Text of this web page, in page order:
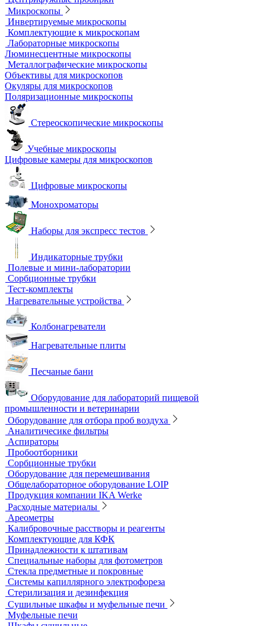
Дробильно-мельничное оборудование
Грохоты и рассевы
Лабораторные сита
Мельницы лабораторные
Оборудование для дробления и измельчения
Жидкостные термостаты и криостаты
Лабораторная посуда
Воронки делительные
Колбы
Мерная посуда
Посуда общего назначения
Центрифужные пробирки
Микроскопы
Инвертируемые микроскопы
Комплектующие к микроскопам
Лабораторные микроскопы
Люминесцентные микроскопы
Металлографические микроскопы
Объективы для микроскопов
Окуляры для микроскопов
Поляризационные микроскопы
Учебные микроскопы
Цифровые камеры для микроскопов
Монохроматоры
Полевые и мини-лаборатории
Сорбционные трубки
Тест-комплекты
Нагревательные устройства
Колбонагреватели
Нагревательные плиты
Песчаные бани
Оборудование для лабораторий пищевой
промышленности и ветеринарии
Оборудование для отбора проб воздуха
Аналитичесике фильтры
Аспираторы
Пробоотборники
Сорбционные трубки
Оборудование для перемешивания
Общелабораторное оборудование LOIP
Продукция компании IKA Werke